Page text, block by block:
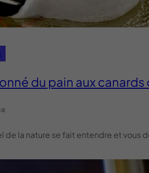
du pain aux canards
de la nature se fait entendre et